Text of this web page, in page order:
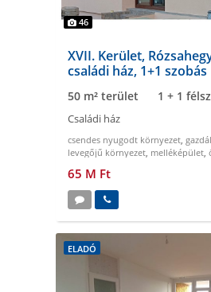
46
XVII. Kerület,
családi ház, 1+1 szobás
50 m² terület 1 + 1
Családi ház
csendes nyugodt környezet,
levegőjű környezet, melléképület,
65 M Ft
ELADÓ